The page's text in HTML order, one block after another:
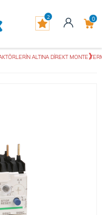
0
2
ALTINA DİREKT MONTE